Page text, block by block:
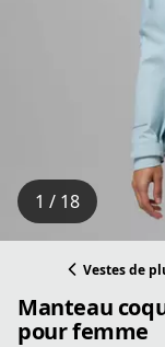
1 / 18
Vestes de
Manteau
pour femme